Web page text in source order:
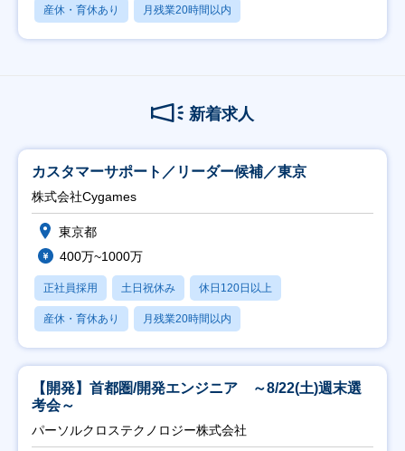
産休・育休あり 月残業20時間以内
新着求人
カスタマーサポート／リーダー候補／東京
株式会社Cygames
東京都
400万~1000万
正社員採用 土日祝休み 休日120日以上
産休・育休あり 月残業20時間以内
【開発】首都圏/開発エンジニア ～8/22(土)週末選
考会～
パーソルクロステクノロジー株式会社